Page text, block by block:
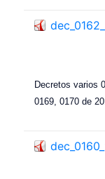
Decretos varios
0169, 0170 de